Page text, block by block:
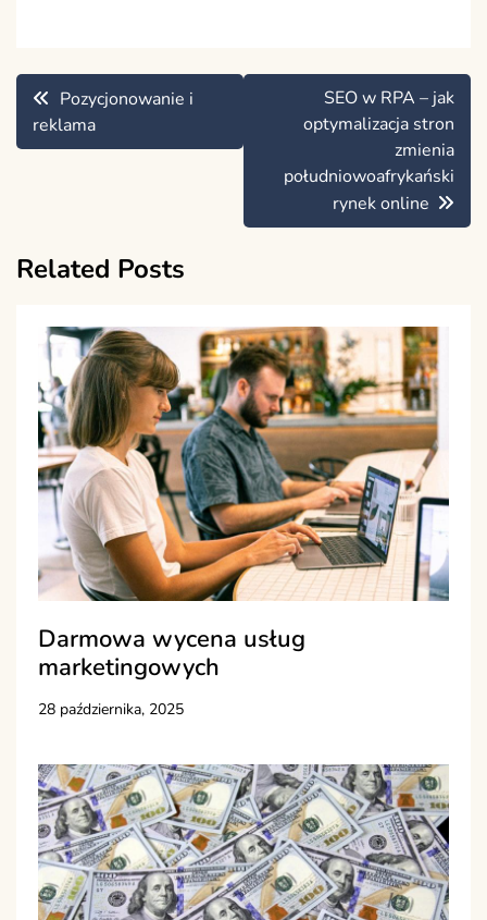
Nawigacja
wpisu
Pozycjonowanie i
reklama
SEO w RPA – jak
optymalizacja stron
zmienia
południowoafrykański
rynek online
Related Posts
Darmowa wycena usług
marketingowych
28 października, 2025